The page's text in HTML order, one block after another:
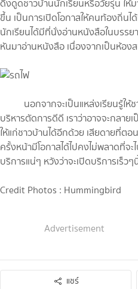
ดึงดูดชาวบ้านนักเรียนหรือวัยรุ่น ให้
ขึ้น เป็นการเปิดโอกาสให้คนท้องถิ่นไ
นักเรียนได้มีที่นั่งอ่านหนังสือในบรรย
หันมาอ่านหนังสือ เนื่องจากเป็นห้อง
นอกจากจะเป็นแหล่งเรียนรู้ให้ช
บริหารตัดการดีดี เราว่าอาจจะกลาย
ให้แก่ชาวบ้านได้อีกด้วย เสียดายที่ต
ครั้งหน้ามีโอกาสได้ไปคงไม่พลาดที่จ
บริการแน่ๆ หวังว่าจะเปิดบริการเร็วๆ
Credit Photos : Hummingbird
Advertisement
แชร์